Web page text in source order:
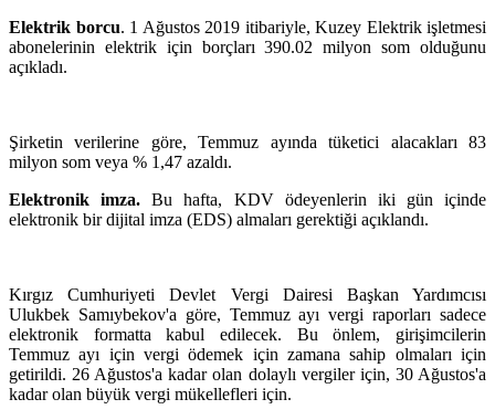
Elektrik borcu. 1 Ağustos 2019 itibariyle, Kuzey Elektrik işletmesi
abonelerinin elektrik için borçları 390.02 milyon som olduğunu
açıkladı.
Şirketin verilerine göre, Temmuz ayında tüketici alacakları 83
milyon som veya % 1,47 azaldı.
Elektronik imza. Bu hafta, KDV ödeyenlerin iki gün içinde
elektronik bir dijital imza (EDS) almaları gerektiği açıklandı.
Kırgız Cumhuriyeti Devlet Vergi Dairesi Başkan Yardımcısı
Ulukbek Samıybekov'a göre, Temmuz ayı vergi raporları sadece
elektronik formatta kabul edilecek. Bu önlem, girişimcilerin
Temmuz ayı için vergi ödemek için zamana sahip olmaları için
getirildi. 26 Ağustos'a kadar olan dolaylı vergiler için, 30 Ağustos'a
kadar olan büyük vergi mükellefleri için.